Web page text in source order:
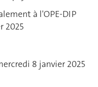
à l'OPE-DIP
2025
8 janvier 2025